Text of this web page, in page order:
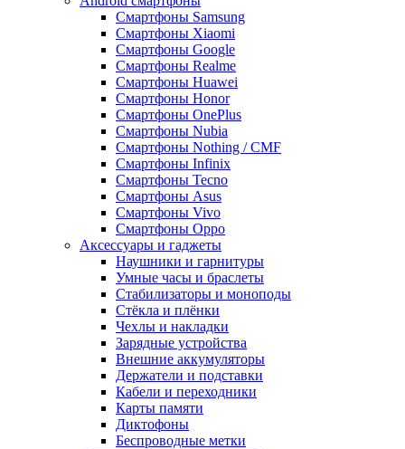
Смартфоны Samsung
Смартфоны Xiaomi
Смартфоны Google
Смартфоны Realme
Смартфоны Huawei
Смартфоны Honor
Смартфоны OnePlus
Смартфоны Nubia
Смартфоны Nothing / CMF
Смартфоны Infinix
Смартфоны Tecno
Смартфоны Asus
Смартфоны Vivo
Смартфоны Oppo
Аксессуары и гаджеты
Наушники и гарнитуры
Умные часы и браслеты
Стабилизаторы и моноподы
Стёкла и плёнки
Чехлы и накладки
Зарядные устройства
Внешние аккумуляторы
Держатели и подставки
Кабели и переходники
Карты памяти
Диктофоны
Беспроводные метки